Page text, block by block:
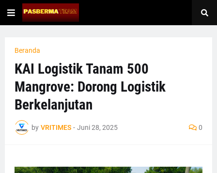
Beranda
KAI Logistik Tanam 500
Mangrove: Dorong Logistik
Berkelanjutan
by VRITIMES - Juni 28, 2025 0